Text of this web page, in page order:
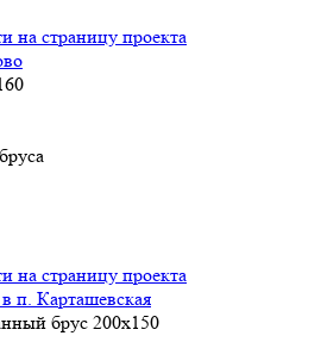
на страницу проекта
на страницу проекта
п. Карташевская
брус 200х150